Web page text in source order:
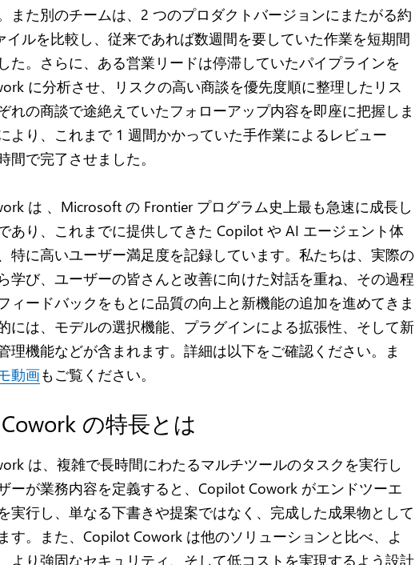
また別のチームは、2 つのプロダクトバージョンにまたがる約
イルを比較し、従来であれば数週間を要していた作業を短期間
た。さらに、ある営業リードは停滞していたパイプラインを
に分析させ、リスクの高い商談を優先度順に整理したリス
れの商談で途絶えていたフォローアップ内容を即座に把握しま
より、これまで 1 週間かかっていた手作業によるレビュー
間で完了させました。
は 、Microsoft の Frontier プログラム史上最も急速に成長し
あり、これまでに提供してきた Copilot や AI エージェント体
特に高いユーザー満足度を記録しています。私たちは、実際の
学び、ユーザーの皆さんと改善に向けた対話を重ね、その過程
ィードバックをもとに品質の向上と新機能の追加を進めてきま
には、モデルの選択機能、プラグインによる拡張性、そして新
理機能などが含まれます。詳細は以下をご確認ください。ま
動画もご覧ください。
の特長とは
は、複雑で長時間にわたるマルチツールのタスクを実行し
ーが業務内容を定義すると、Copilot Cowork がエンドツーエ
実行し、単なる下書きや提案ではなく、完成した成果物として
す。また、Copilot Cowork は他のソリューションと比べ、よ
より強固なセキュリティ、そして低コストを実現するよう設計